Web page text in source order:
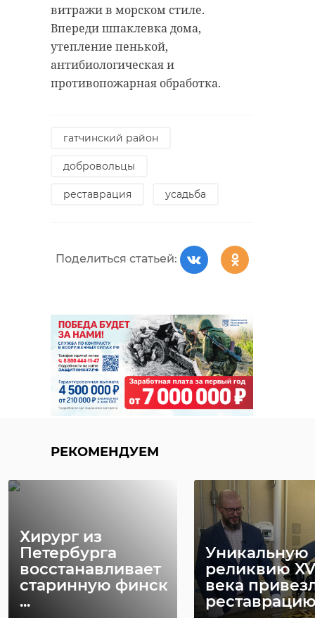
витражи в морском стиле.
Впереди шпаклевка дома,
утепление пенькой,
антибиологическая и
противопожарная обработка.
гатчинский район
добровольцы
реставрация усадьба
Поделиться статьей:
РЕКОМЕНДУЕМ
Хирург из
Петербурга
восстанавливает
старинную финск
...
Уникальную
реликвию
века